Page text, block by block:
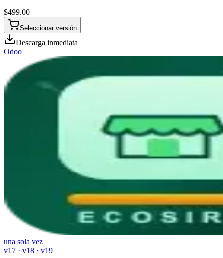
$499.00
Seleccionar versión
Descarga inmediata
Odoo
una sola vez
v17 · v18 · v19